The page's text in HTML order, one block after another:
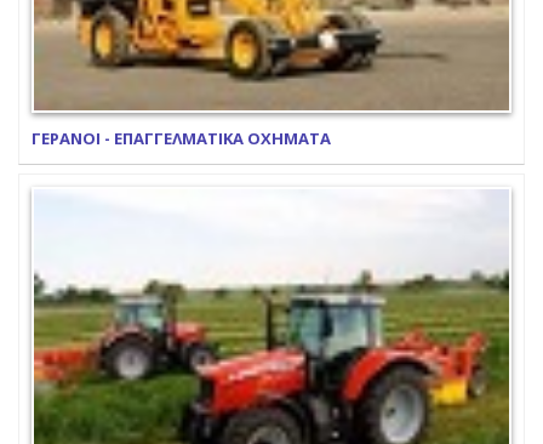
ΓΕΡΑΝΟΙ - ΕΠΑΓΓΕΛΜΑΤΙΚΑ ΟΧΗΜΑΤΑ